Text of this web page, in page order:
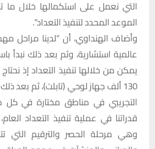
التي نعمل على استكمالها خلال ما
الموعد المحدد لتنفيذ التعداد”.
وأضاف الهنداوي، أن “لدينا مراحل
عالمية استشارية، وثم بعد ذلك نبدأ
130 ألف جهاز لوحي (تابلت)، ثم بعد
التجريبي في مناطق مختارة في كل
قدراتنا في عملية تنفيذ التعداد
وهي مرحلة الحصر والترقيم التي